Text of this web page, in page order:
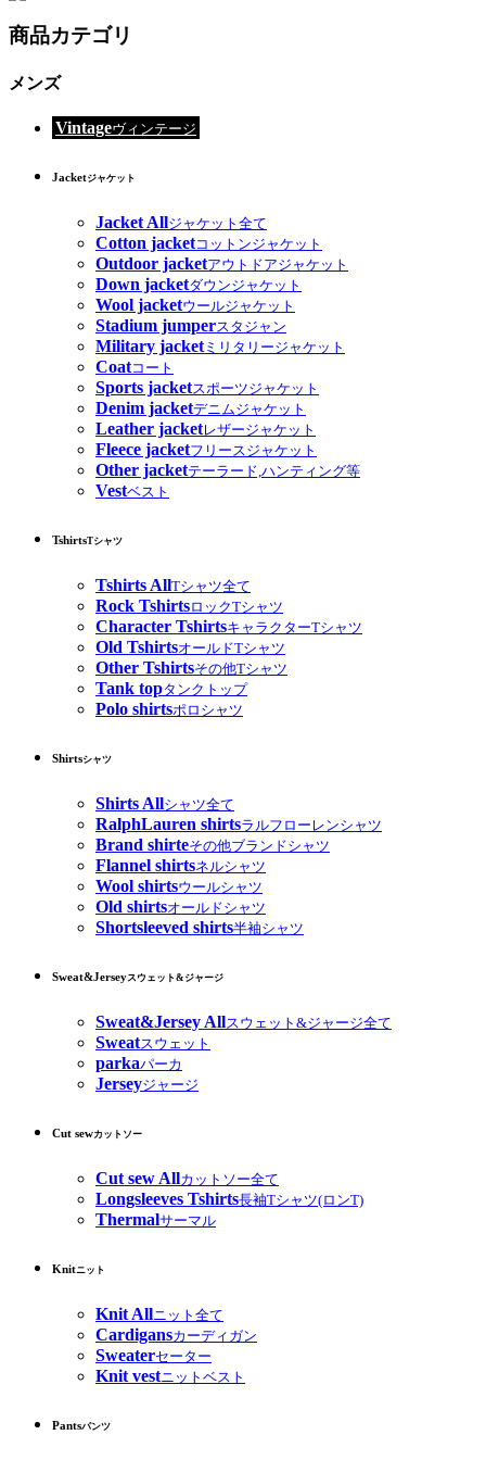
商品カテゴリ
メンズ
Vintageヴィンテージ
Jacketジャケット
Jacket Allジャケット全て
Cotton jacketコットンジャケット
Outdoor jacketアウトドアジャケット
Down jacketダウンジャケット
Wool jacketウールジャケット
Stadium jumperスタジャン
Military jacketミリタリージャケット
Coatコート
Sports jacketスポーツジャケット
Denim jacketデニムジャケット
Leather jacketレザージャケット
Fleece jacketフリースジャケット
Other jacketテーラード,ハンティング等
Vestベスト
TshirtsTシャツ
Tshirts AllTシャツ全て
Rock TshirtsロックTシャツ
Character TshirtsキャラクターTシャツ
Old TshirtsオールドTシャツ
Other Tshirtsその他Tシャツ
Tank topタンクトップ
Polo shirtsポロシャツ
Shirtsシャツ
Shirts Allシャツ全て
RalphLauren shirtsラルフローレンシャツ
Brand shirteその他ブランドシャツ
Flannel shirtsネルシャツ
Wool shirtsウールシャツ
Old shirtsオールドシャツ
Shortsleeved shirts半袖シャツ
Sweat&Jerseyスウェット&ジャージ
Sweat&Jersey Allスウェット&ジャージ全て
Sweatスウェット
parkaパーカ
Jerseyジャージ
Cut sewカットソー
Cut sew Allカットソー全て
Longsleeves Tshirts長袖Tシャツ(ロンT)
Thermalサーマル
Knitニット
Knit Allニット全て
Cardigansカーディガン
Sweaterセーター
Knit vestニットベスト
Pantsパンツ